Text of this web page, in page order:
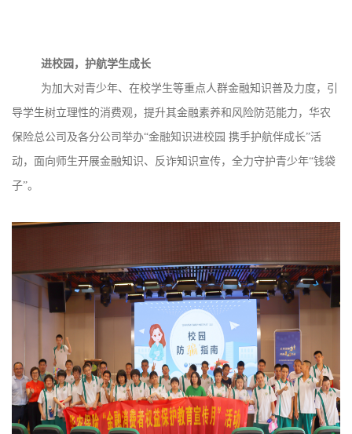
进校园，护航学生成长
为加大对青少年、在校学生等重点人群金融知识普及力度，引
导学生树立理性的消费观，提升其金融素养和风险防范能力，华农
保险总公司及各分公司举办“金融知识进校园 携手护航伴成长”活
动，面向师生开展金融知识、反诈知识宣传，全力守护青少年“钱袋
子”。